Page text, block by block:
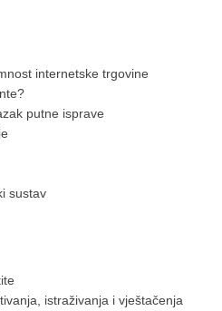
internetske trgovine
putne isprave
sustav
istraživanja i vještačenja